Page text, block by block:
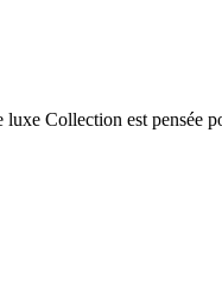
Collection est pensée